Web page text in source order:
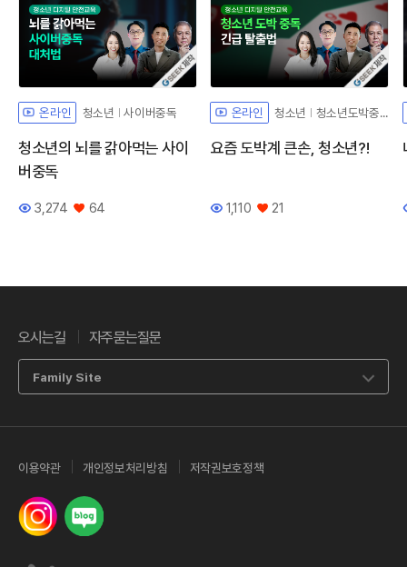
자체개발 강좌G
온라인 청소년 사이버중독
청소년의 뇌를 갉아먹는 사이
버중독
조회수
3,274
좋아요
64
자체개발 강좌
온라인 청소년 청소년도박중독
요즘 도박계 큰손, 청소년?!
조회수
1,110
좋아요
21
오시는길 자주묻는질문
Family Site
이용약관 개인정보처리방침 저작권보호정책
인스타그램 네이버 밴드